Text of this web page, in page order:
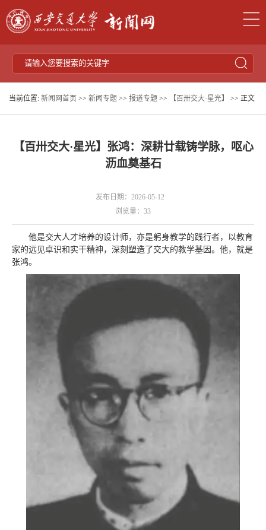
当前位置: 新闻网首页 >> 新闻专题 >> 报道专题 >> 【百卅交大·星光】 >> 正文
【百卅交大·星光】张鸿：深耕廿载铸学脉，呕心
沥血奠基石
发布日期：2026-05-12
浏览量： 33
他是交大人才培养的设计师，亦是躬身教学的践行者，以教育
家的远见卓识和实干精神，深刻塑造了交大的教学基因。他，就是
张鸿。